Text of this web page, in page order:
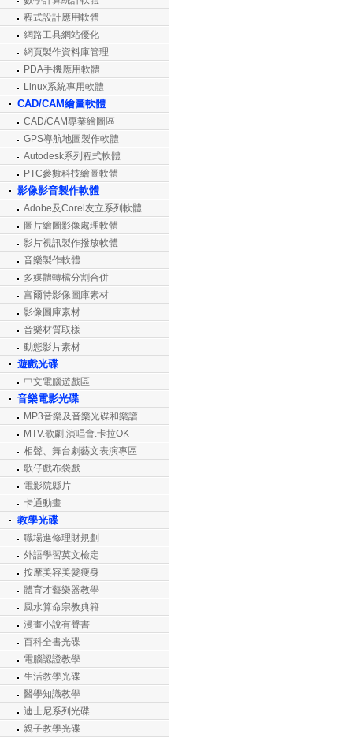
程式設計應用軟體
網路工具網站優化
網頁製作資料庫管理
PDA手機應用軟體
Linux系統專用軟體
CAD/CAM繪圖軟體
CAD/CAM專業繪圖區
GPS導航地圖製作軟體
Autodesk系列程式軟體
PTC參數科技繪圖軟體
影像影音製作軟體
Adobe及Corel友立系列軟體
圖片繪圖影像處理軟體
影片視訊製作撥放軟體
音樂製作軟體
多媒體轉檔分割合併
富爾特影像圖庫素材
影像圖庫素材
音樂材質取樣
動態影片素材
遊戲光碟
中文電腦遊戲區
音樂電影光碟
MP3音樂及音樂光碟和樂譜
MTV.歌劇.演唱會.卡拉OK
相聲、舞台劇藝文表演專區
歌仔戲布袋戲
電影院縣片
卡通動畫
教學光碟
職場進修理財規劃
外語學習英文檢定
按摩美容美髮瘦身
體育才藝樂器教學
風水算命宗教典籍
漫畫小說有聲書
百科全書光碟
電腦認證教學
生活教學光碟
醫學知識教學
迪士尼系列光碟
親子教學光碟